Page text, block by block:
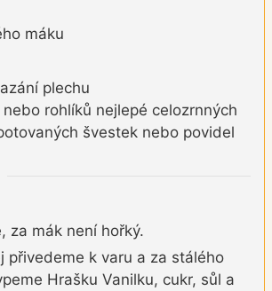
máku
plechu
rohlíků nejlepé celozrnných
švestek nebo povidel
za mák není hořký.
přivedeme k varu a za stálého
Hrašku Vanilku, cukr, sůl a